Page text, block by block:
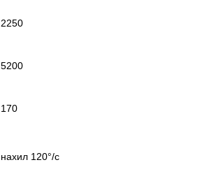
2250
5200
170
нахил 120°/с